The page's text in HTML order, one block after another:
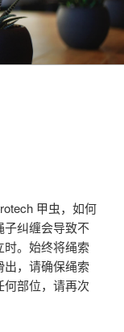
甲虫，如何
子纠缠会导致不
时。始终将绳索
，请确保绳索
何部位，请再次